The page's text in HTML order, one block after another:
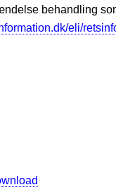
behandling
eli/